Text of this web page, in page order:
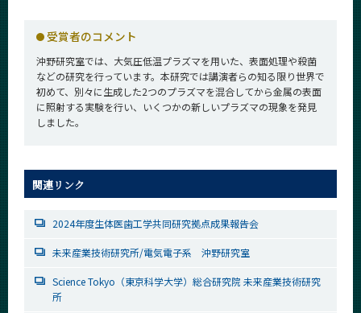
受賞者のコメント
沖野研究室では、大気圧低温プラズマを用いた、表面処理や殺菌
などの研究を行っています。本研究では講演者らの知る限り世界で
初めて、別々に生成した2つのプラズマを混合してから金属の表面
に照射する実験を行い、いくつかの新しいプラズマの現象を発見
しました。
関連リンク
2024年度生体医歯工学共同研究拠点成果報告会
未来産業技術研究所/電気電子系 沖野研究室
Science Tokyo（東京科学大学）総合研究院 未来産業技術研究
所